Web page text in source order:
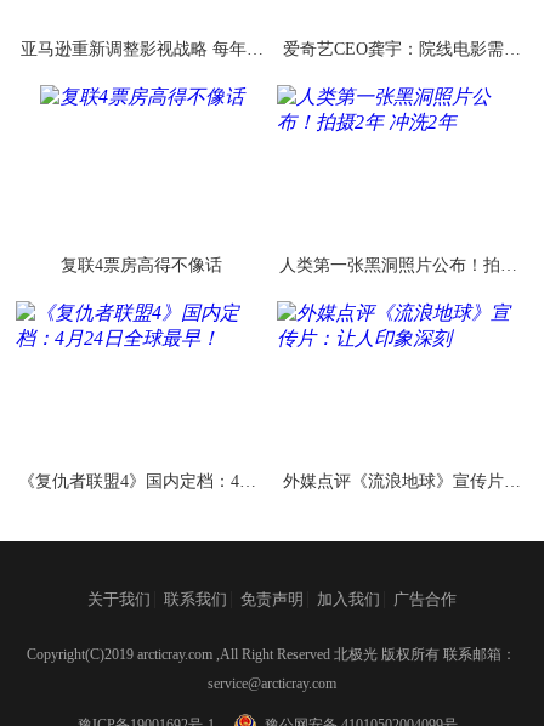
亚马逊重新调整影视战略 每年要
爱奇艺CEO龚宇：院线电影需要
复联4票房高得不像话
人类第一张黑洞照片公布！拍摄2
《复仇者联盟4》国内定档：4月2
外媒点评《流浪地球》宣传片：
关于我们 联系我们 免责声明 加入我们 广告合作
Copyright(C)2019 arcticray.com ,All Right Reserved 北极光 版权所有 联系邮箱：
service@arcticray.com